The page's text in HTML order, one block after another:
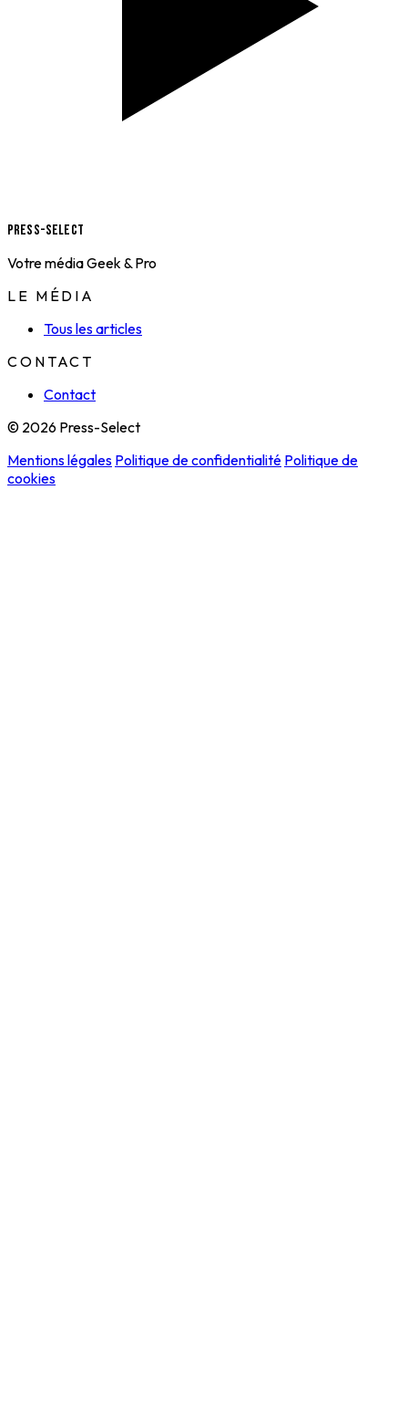
Press-Select
Votre média Geek & Pro
LE MÉDIA
Tous les articles
CONTACT
Contact
© 2026 Press-Select
Mentions légales Politique de confidentialité Politique de
cookies